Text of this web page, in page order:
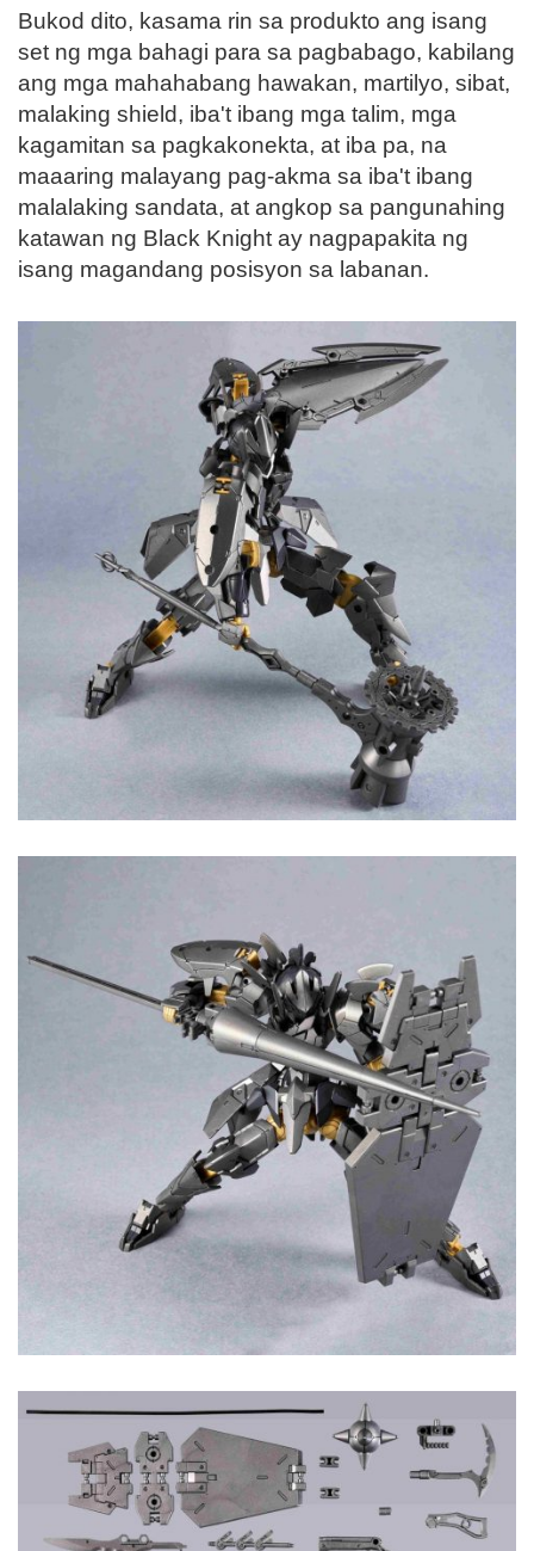
Bukod dito, kasama rin sa produkto ang isang
set ng mga bahagi para sa pagbabago, kabilang
ang mga mahahabang hawakan, martilyo, sibat,
malaking shield, iba't ibang mga talim, mga
kagamitan sa pagkakonekta, at iba pa, na
maaaring malayang pag-akma sa iba't ibang
malalaking sandata, at angkop sa pangunahing
katawan ng Black Knight ay nagpapakita ng
isang magandang posisyon sa labanan.